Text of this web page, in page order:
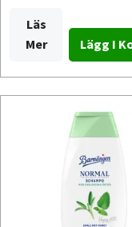
Läs
Mer